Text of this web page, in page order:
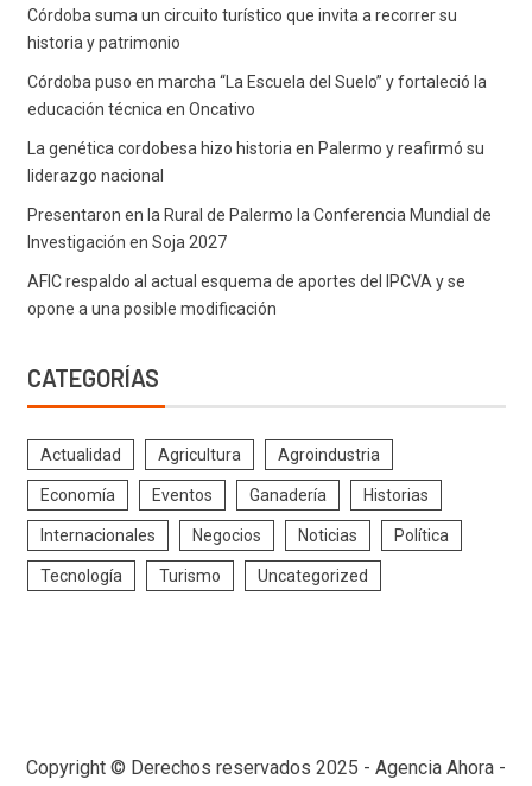
Córdoba suma un circuito turístico que invita a recorrer su
historia y patrimonio
Córdoba puso en marcha “La Escuela del Suelo” y fortaleció la
educación técnica en Oncativo
La genética cordobesa hizo historia en Palermo y reafirmó su
liderazgo nacional
Presentaron en la Rural de Palermo la Conferencia Mundial de
Investigación en Soja 2027
AFIC respaldo al actual esquema de aportes del IPCVA y se
opone a una posible modificación
CATEGORÍAS
Actualidad Agricultura Agroindustria
Economía Eventos Ganadería Historias
Internacionales Negocios Noticias Política
Tecnología Turismo Uncategorized
Copyright © Derechos reservados 2025 - Agencia Ahora -